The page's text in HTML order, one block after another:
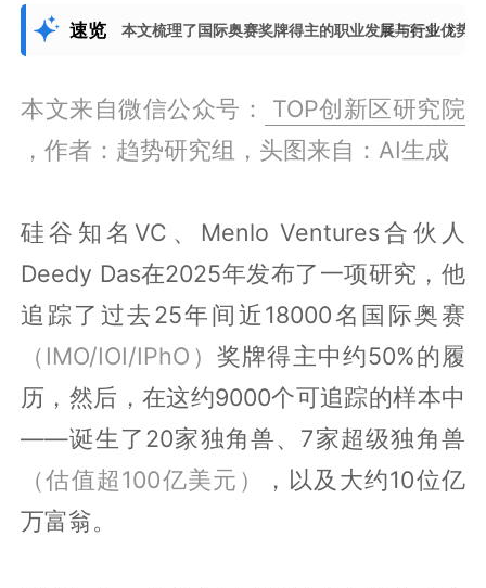
速览 本文梳理了国际奥赛奖牌得主的职业发展与行业优势
展开更多
本文来自微信公众号：
TOP创新区研究院
，作者：趋势研究组，头图来自：AI生成
硅谷知名VC、Menlo Ventures合伙人
Deedy Das在2025年发布了一项研究，他
追踪了过去25年间近18000名国际奥赛
（IMO/IOI/IPhO） 奖牌得主中约50%的履
历，然后，在这约9000个可追踪的样本中
——诞生了20家独角兽、7家超级独角兽
（估值超100亿美元）
，以及大约10位亿
万富翁。